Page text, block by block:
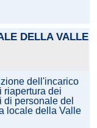
DELLA VALLE
dell'incarico
riapertura dei
personale del
locale della Valle